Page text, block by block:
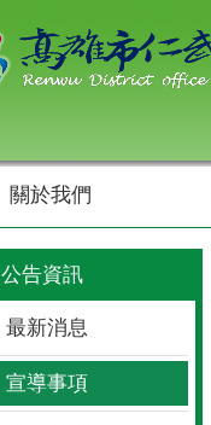
關於我們
公告資訊
最新消息
宣導事項